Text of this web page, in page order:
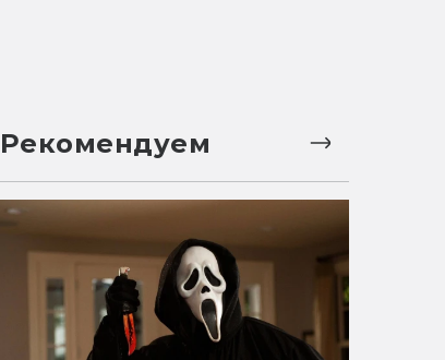
Рекомендуем